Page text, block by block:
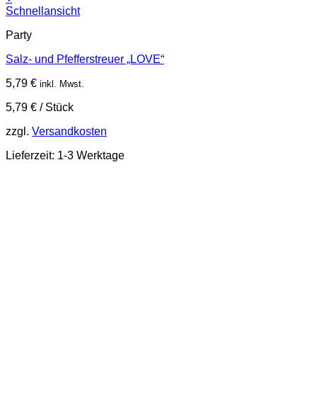
Schnellansicht
Party
Salz- und Pfefferstreuer „LOVE“
5,79 € inkl. Mwst.
5,79 € / Stück
zzgl. Versandkosten
Lieferzeit: 1-3 Werktage